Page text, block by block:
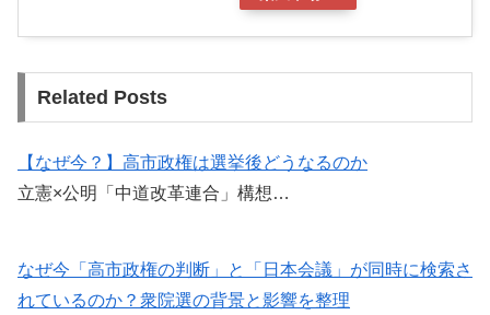
Related Posts
【なぜ今？】高市政権は選挙後どうなるのか
立憲×公明「中道改革連合」構想…
なぜ今「高市政権の判断」と「日本会議」が同時に検索さ
れているのか？衆院選の背景と影響を整理